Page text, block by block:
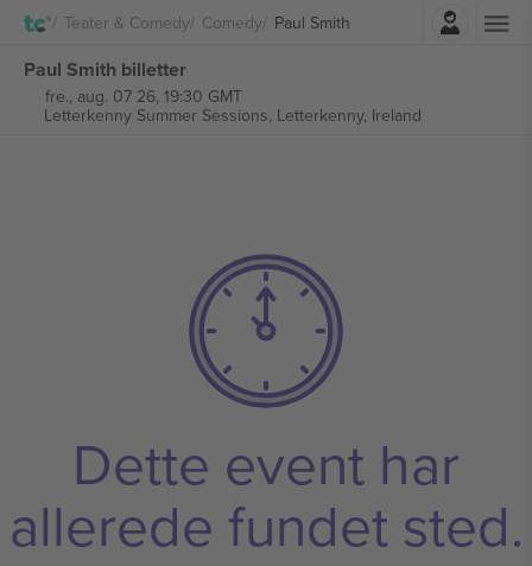
Teater & Comedy Comedy Paul Smith
Log ind
Paul Smith billetter
fre., aug. 07 26, 19:30 GMT
Letterkenny Summer Sessions, Letterkenny, Ireland
Dette event har
allerede fundet sted.